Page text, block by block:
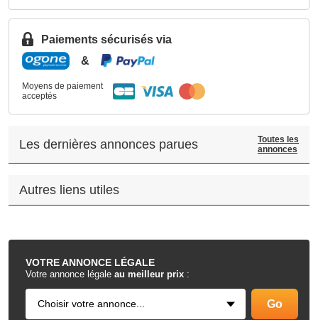
VOTREANNONCE LÉGALE
Votre annonce légale au meilleur prix :
Paiements sécurisés via
&
Moyens de paiement
acceptés
Les dernières annonces parues
Toutes les
annonces
Autres liens utiles
.